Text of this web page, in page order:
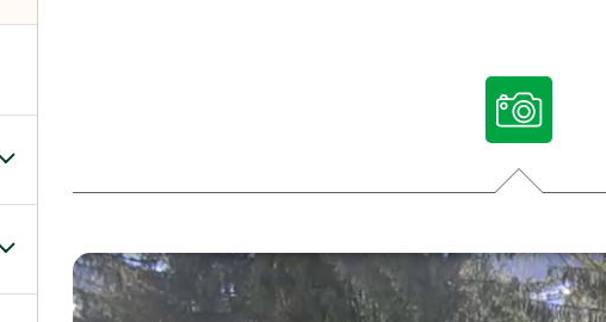
Alternar el submenú para Nuestras voces
Alternar el submenú para Multimedia